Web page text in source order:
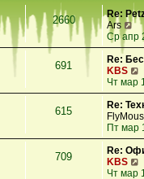
у
с
с
с
у
с
2660
Re:
Ars
П
е
р
е
й
т
и
к
п
о
с
л
е
д
Ср апр
691
Re:
KBS
е
т
к
о
Чт мар
615
Re:
Пт мар
709
Re:
KBS
е
Чт мар